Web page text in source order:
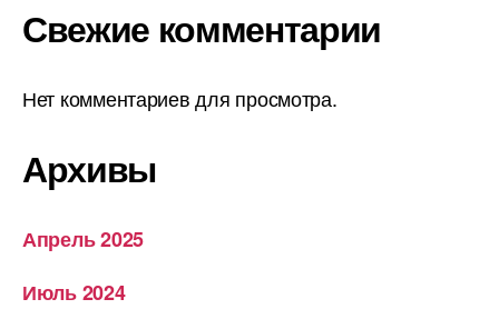
Свежие комментарии
Нет комментариев для просмотра.
Архивы
Апрель 2025
Июль 2024